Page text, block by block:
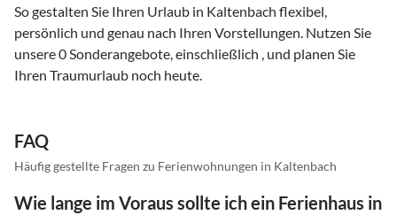
So gestalten Sie Ihren Urlaub in Kaltenbach flexibel,
persönlich und genau nach Ihren Vorstellungen. Nutzen Sie
unsere 0 Sonderangebote, einschließlich , und planen Sie
Ihren Traumurlaub noch heute.
FAQ
Häufig gestellte Fragen zu Ferienwohnungen in Kaltenbach
Wie lange im Voraus sollte ich ein Ferienhaus in